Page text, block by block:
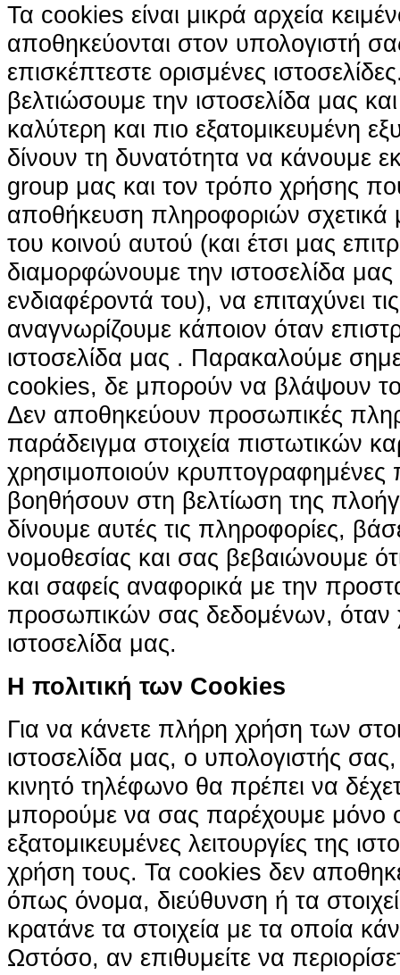
Τα cookies είναι μικρά αρχεία
αποθηκεύονται στον υπολογιστή
επισκέπτεστε ορισμένες
βελτιώσουμε την ιστοσελίδα μας
καλύτερη και πιο εξατομικευμένη
δίνουν τη δυνατότητα να κάνουμε
group μας και τον τρόπο χρήσης
αποθήκευση πληροφοριών σχετικά
του κοινού αυτού (και έτσι μας
διαμορφώνουμε την ιστοσελίδα
ενδιαφέροντά του), να επιταχύνει
αναγνωρίζουμε κάποιον όταν
ιστοσελίδα μας . Παρακαλούμε
cookies, δε μπορούν να βλάψουν
Δεν αποθηκεύουν προσωπικές
παράδειγμα στοιχεία πιστωτικών
χρησιμοποιούν κρυπτογραφημένες
βοηθήσουν στη βελτίωση της
δίνουμε αυτές τις πληροφορίες,
νομοθεσίας και σας βεβαιώνουμε ότι
και σαφείς αναφορικά με την
προσωπικών σας δεδομένων, όταν
ιστοσελίδα μας.
H πολιτική των Cookies
Για να κάνετε πλήρη χρήση των
ιστοσελίδα μας, ο υπολογιστής
κινητό τηλέφωνο θα πρέπει να
μπορούμε να σας παρέχουμε μόνο
εξατομικευμένες λειτουργίες της
χρήση τους. Τα cookies δεν
όπως όνομα, διεύθυνση ή τα
κρατάνε τα στοιχεία με τα οποία
Ωστόσο, αν επιθυμείτε να